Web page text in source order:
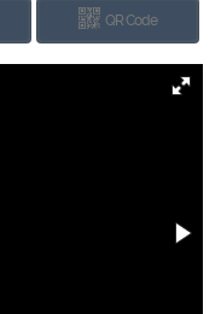
QR Code